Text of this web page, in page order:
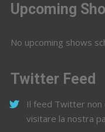
Upcoming
No upcoming shows
Twitter Feed
Il feed Twitter non
visitare la nostra